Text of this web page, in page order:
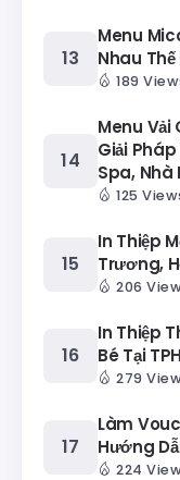
Menu
Nhau
189
Menu Vải
Giải
Spa, Nhà
125
In Thiệp
Trương,
206
In Thiệp
Bé Tại
279
Làm
Hướng
224